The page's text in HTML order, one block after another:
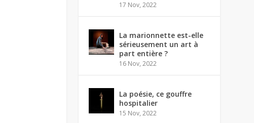
17 Nov, 2022
La marionnette est-elle
sérieusement un art à
part entière ?
16 Nov, 2022
La poésie, ce gouffre
hospitalier
15 Nov, 2022